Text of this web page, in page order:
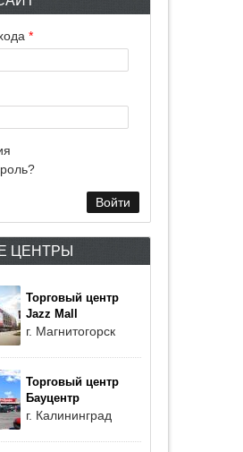
*
ЦЕНТРЫ
Торговый центр
Jazz Mall
г. Магнитогорск
Торговый центр
Бауцентр
г. Калининград